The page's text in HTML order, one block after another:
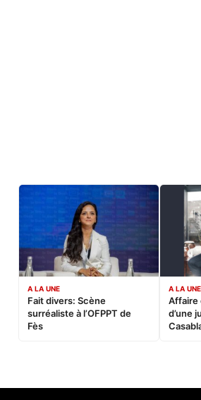
A LA UNE
Fait divers: Scène
surréaliste à l’OFPPT de
Fès
A LA UNE
Affaire
d’une